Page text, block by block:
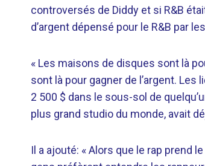
controversés de Diddy et si R&B
d’argent dépensé pour le R&B par
« Les maisons de disques sont là
sont là pour gagner de l’argent. Les
2 500 $ dans le sous-sol de
plus grand studio du monde, avait
Il a ajouté: « Alors que le rap prend